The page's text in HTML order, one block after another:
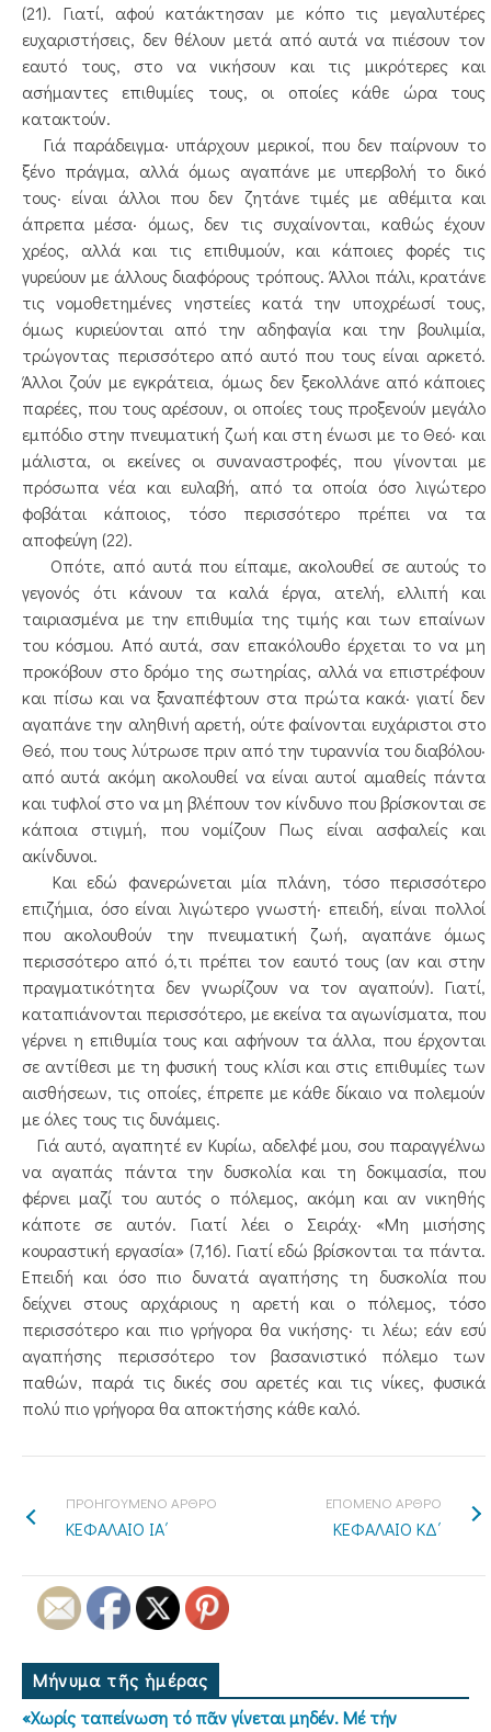
(21). Γιατί, αφού κατάκτησαν με κόπο τις μεγαλυτέρες
ευχαριστήσεις, δεν θέλουν μετά από αυτά να πιέσουν τον
εαυτό τους, στο να νικήσουν και τις μικρότερες και
ασήμαντες επιθυμίες τους, οι οποίες κάθε ώρα τους
κατακτούν.
Γιά παράδειγμα· υπάρχουν μερικοί, που δεν παίρνουν το
ξένο πράγμα, αλλά όμως αγαπάνε με υπερβολή το δικό
τους· είναι άλλοι που δεν ζητάνε τιμές με αθέμιτα και
άπρεπα μέσα· όμως, δεν τις συχαίνονται, καθώς έχουν
χρέος, αλλά και τις επιθυμούν, και κάποιες φορές τις
γυρεύουν με άλλους διαφόρους τρόπους. Άλλοι πάλι, κρατάνε
τις νομοθετημένες νηστείες κατά την υποχρέωσί τους,
όμως κυριεύονται από την αδηφαγία και την βουλιμία,
τρώγοντας περισσότερο από αυτό που τους είναι αρκετό.
Άλλοι ζούν με εγκράτεια, όμως δεν ξεκολλάνε από κάποιες
παρέες, που τους αρέσουν, οι οποίες τους προξενούν μεγάλο
εμπόδιο στην πνευματική ζωή και στη ένωσι με το Θεό· και
μάλιστα, οι εκείνες οι συναναστροφές, που γίνονται με
πρόσωπα νέα και ευλαβή, από τα οποία όσο λιγώτερο
φοβάται κάποιος, τόσο περισσότερο πρέπει να τα
αποφεύγη (22).
Οπότε, από αυτά που είπαμε, ακολουθεί σε αυτούς το
γεγονός ότι κάνουν τα καλά έργα, ατελή, ελλιπή και
ταιριασμένα με την επιθυμία της τιμής και των επαίνων
του κόσμου. Από αυτά, σαν επακόλουθο έρχεται το να μη
προκόβουν στο δρόμο της σωτηρίας, αλλά να επιστρέφουν
και πίσω και να ξαναπέφτουν στα πρώτα κακά· γιατί δεν
αγαπάνε την αληθινή αρετή, ούτε φαίνονται ευχάριστοι στο
Θεό, που τους λύτρωσε πριν από την τυραννία του διαβόλου·
από αυτά ακόμη ακολουθεί να είναι αυτοί αμαθείς πάντα
και τυφλοί στο να μη βλέπουν τον κίνδυνο που βρίσκονται σε
κάποια στιγμή, που νομίζουν Πως είναι ασφαλείς και
ακίνδυνοι.
Και εδώ φανερώνεται μία πλάνη, τόσο περισσότερο
επιζήμια, όσο είναι λιγώτερο γνωστή· επειδή, είναι πολλοί
που ακολουθούν την πνευματική ζωή, αγαπάνε όμως
περισσότερο από ό,τι πρέπει τον εαυτό τους (αν και στην
πραγματικότητα δεν γνωρίζουν να τον αγαπούν). Γιατί,
καταπιάνονται περισσότερο, με εκείνα τα αγωνίσματα, που
γέρνει η επιθυμία τους και αφήνουν τα άλλα, που έρχονται
σε αντίθεσι με τη φυσική τους κλίσι και στις επιθυμίες των
αισθήσεων, τις οποίες, έπρεπε με κάθε δίκαιο να πολεμούν
με όλες τους τις δυνάμεις.
Γιά αυτό, αγαπητέ εν Κυρίω, αδελφέ μου, σου παραγγέλνω
να αγαπάς πάντα την δυσκολία και τη δοκιμασία, που
φέρνει μαζί του αυτός ο πόλεμος, ακόμη και αν νικηθής
κάποτε σε αυτόν. Γιατί λέει ο Σειράχ· «Μη μισήσης
κουραστική εργασία» (7,16). Γιατί εδώ βρίσκονται τα πάντα.
Επειδή και όσο πιο δυνατά αγαπήσης τη δυσκολία που
δείχνει στους αρχάριους η αρετή και ο πόλεμος, τόσο
περισσότερο και πιο γρήγορα θα νικήσης· τι λέω; εάν εσύ
αγαπήσης περισσότερο τον βασανιστικό πόλεμο των
παθών, παρά τις δικές σου αρετές και τις νίκες, φυσικά
πολύ πιο γρήγορα θα αποκτήσης κάθε καλό.
ΠΡΟΗΓΟΥΜΕΝΟ ΑΡΘΡΟ
ΚΕΦΑΛΑΙΟ ΙΑ΄
ΕΠΟΜΕΝΟ ΑΡΘΡΟ
ΚΕΦΑΛΑΙΟ ΚΔ΄
Μήνυμα τῆς ἡμέρας
«Χωρίς ταπείνωση τό πᾶν γίνεται μηδέν. Μέ τήν